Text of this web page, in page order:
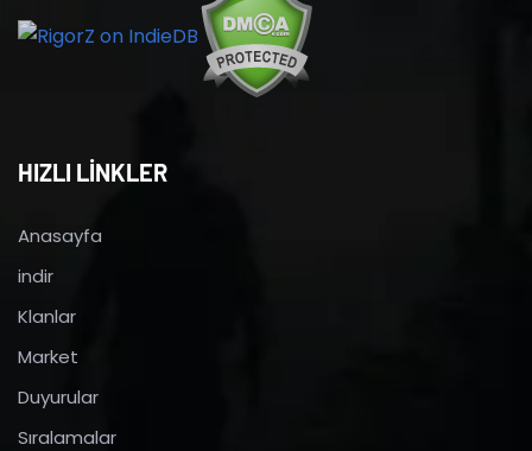
HIZLI LİNKLER
Anasayfa
indir
Klanlar
Market
Duyurular
Sıralamalar